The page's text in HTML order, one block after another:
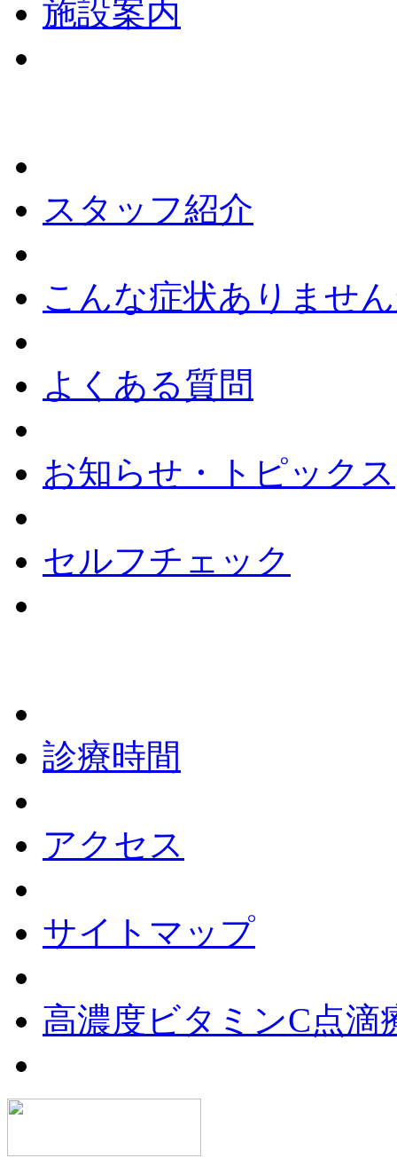
施設案内
スタッフ紹介
こんな症状ありませ
よくある質問
お知らせ・トピックス
セルフチェック
診療時間
アクセス
サイトマップ
高濃度ビタミンC点滴